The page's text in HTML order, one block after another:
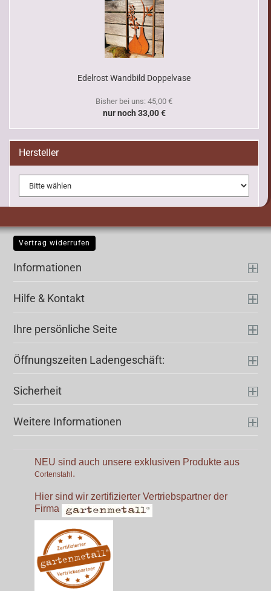
Edelrost Wandbild Doppelvase
Bisher bei uns: 45,00 €
nur noch 33,00 €
Hersteller
Vertrag widerrufen
Informationen
Hilfe & Kontakt
Ihre persönliche Seite
Öffnungszeiten Ladengeschäft:
Sicherheit
Weitere Informationen
NEU sind auch unsere exklusiven Produkte aus
Cortenstahl.
Hier sind wir zertifizierter Vertriebspartner der
Firma